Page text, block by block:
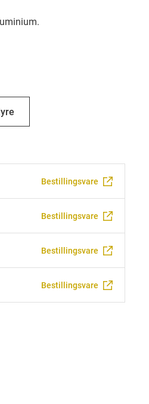
Bestillingsvare
Bestillingsvare
Bestillingsvare
Bestillingsvare